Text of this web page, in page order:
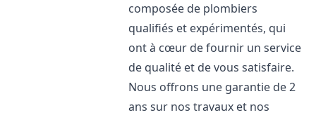
composée de plombiers
qualifiés et expérimentés, qui
ont à cœur de fournir un service
de qualité et de vous satisfaire.
Nous offrons une garantie de 2
ans sur nos travaux et nos